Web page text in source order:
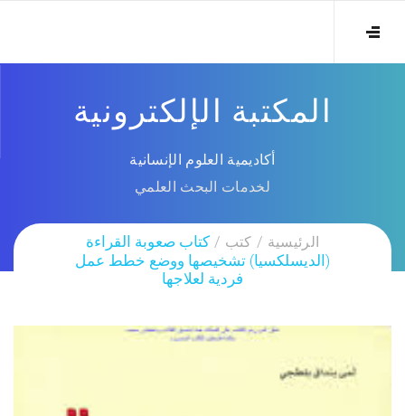
المكتبة الإلكترونية
أكاديمية العلوم الإنسانية
لخدمات البحث العلمي
الرئيسية كتب
كتاب صعوبة القراءة
(الديسلكسيا) تشخيصها ووضع خطط عمل
فردية لعلاجها